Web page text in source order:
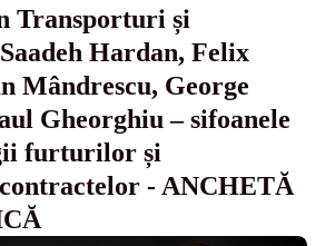
Transporturi și
Hardan, Felix
Mândrescu, George
Gheorghiu – sifoanele
furturilor și
- ANCHETĂ